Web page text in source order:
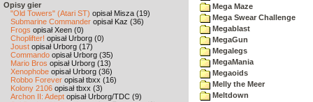
Opisy gier
"Old Towers" (Atari ST) opisał Misza (19)
Submarine Commander opisał Kaz (36)
Frogs opisał Xeen (0)
Choplifter! opisał Urborg (0)
Joust opisał Urborg (17)
Commando opisał Urborg (35)
Mario Bros opisał Urborg (13)
Xenophobe opisał Urborg (36)
Robbo Forever opisał tbxx (16)
Kolony 2106 opisał tbxx (3)
Archon II: Adept opisał Urborg/TDC (9)
Mega Maze
Mega Swear Challenge
Megablast
MegaGun
Megalegs
MegaMania
Megaoids
Melly the Meer
Meltdown